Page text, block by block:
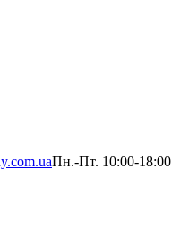
Пн.-Пт. 10:00-18:00